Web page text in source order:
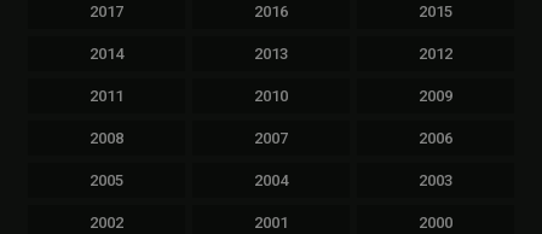
2017 2016 2015
2014 2013 2012
2011 2010 2009
2008 2007 2006
2005 2004 2003
2002 2001 2000